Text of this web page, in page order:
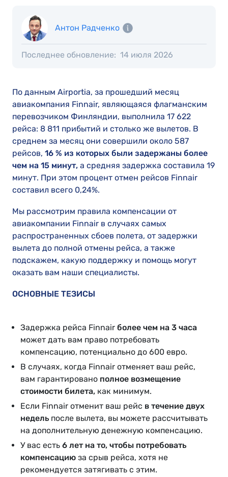
Антон Радченко
Последнее обновление: 14 июля 2026
По данным Airportia, за прошедший месяц
авиакомпания Finnair, являющаяся флагманским
перевозчиком Финляндии, выполнила 17 622
рейса: 8 811 прибытий и столько же вылетов. В
среднем за месяц они совершили около 587
рейсов, 16 % из которых были задержаны более
чем на 15 минут, а средняя задержка составила 19
минут. При этом процент отмен рейсов Finnair
составил всего 0,24%.
Мы рассмотрим правила компенсации от
авиакомпании Finnair в случаях самых
распространенных сбоев полета, от задержки
вылета до полной отмены рейса, а также
подскажем, какую поддержку и помощь могут
оказать вам наши специалисты.
ОСНОВНЫЕ ТЕЗИСЫ
Задержка рейса Finnair более чем на 3 часа
может дать вам право потребовать
компенсацию, потенциально до 600 евро.
В случаях, когда Finnair отменяет ваш рейс,
вам гарантировано полное возмещение
стоимости билета, как минимум.
Если Finnair отменит ваш рейс в течение двух
недель после вылета, вы можете рассчитывать
на дополнительную денежную компенсацию.
У вас есть 6 лет на то, чтобы потребовать
компенсацию за срыв рейса, хотя не
рекомендуется затягивать с этим.